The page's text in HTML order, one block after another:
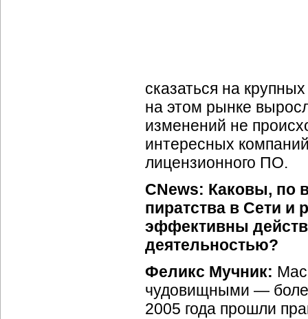
сказаться на
на этом рынке
изменений не
интересных
лицензионного ПО.
CNews: Каковы, по
пиратства в Сети и
эффективны
деятельностью?
Феликс Мучник:
чудовищными —
2005 года прошли